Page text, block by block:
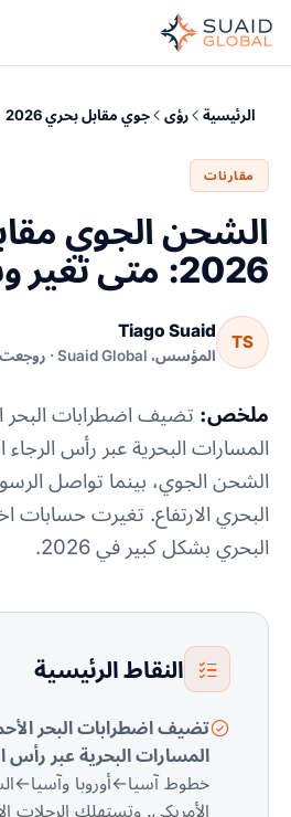
الرئيسية رؤى جوي مقابل بحري 2026
مقارنات
الشحن الجوي
2026: متى تغير وسيلة النقل
TS
Tiago Suaid
المؤسس، Suaid Global · روجعت في 24 يوليو 2026
ملخص:
المسارات البحرية عبر رأس
الشحن الجوي، بينما تواصل
البحري الارتفاع. تغيرت حسابات
البحري بشكل كبير في 2026.
النقاط الرئيسية
المسارات البحرية عبر رأس
خطوط آسيا←أوروبا